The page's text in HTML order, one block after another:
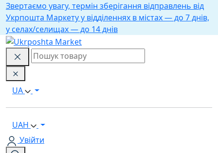
Звертаємо увагу, термін зберігання відправлень від
Укрпошта Маркету у відділеннях в містах — до 7 днів,
у селах/селищах — до 14 днів
UA
UAH
Увійти